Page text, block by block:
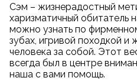
Сэм – жизнерадостный
харизматичный обитатель
можно узнать по
зубах, игривой походкой и
человека за собой. Этот
всегда был в центре
наша с вами помощь.